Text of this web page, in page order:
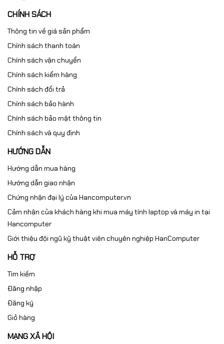
Đáp ứng tốt GPU và CPU cao cấp
Dư công suất cho các nâng cấp tương lai
Nguồn 750W giúp toàn bộ hệ thống vận hành an toàn
Case MSI MAG FORGE
320R AIRFLOW – Thoáng
khí, đậm chất gaming
Thiết kế ATX rộng rãi, tối ưu luồng gió
Được trang bị 4 fan ARGB
gian làm việc chuyên nghiệp.
Mua
MSI Shadow X
CHÍNH SÁCH
Thông tin về giá sản phẩm
Chính sách thanh toán
Chính sách vận chuyển
Chính sách kiểm hàng
Chính sách đổi trả
Chính sách bảo hành
Chính sách bảo mật thông tin
Chính sách và quy định
HƯỚNG DẪN
Hướng dẫn mua hàng
Hướng dẫn giao nhận
Chứng nhận đại lý của Hancomputer.vn
Cảm nhận của khách hàng khi mua máy tính laptop và máy in tại
Hancomputer
Giới thiệu đội ngũ kỹ thuật viên chuyên nghiệp HanComputer
HỖ TRỢ
Tìm kiếm
Đăng nhập
Đăng ký
Giỏ hàng
MẠNG XÃ HỘI